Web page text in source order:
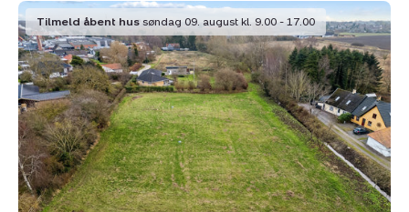
Helårsgrund:
Bækvej
13,
Bjælkerup,
4660
Store
Heddinge
Tilmeld åbent hus søndag 09. august kl. 9.00 - 17.00